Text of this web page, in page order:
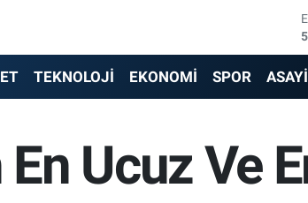
TEKNOLOJİ EKONOMİ SPOR
Ucuz Ve